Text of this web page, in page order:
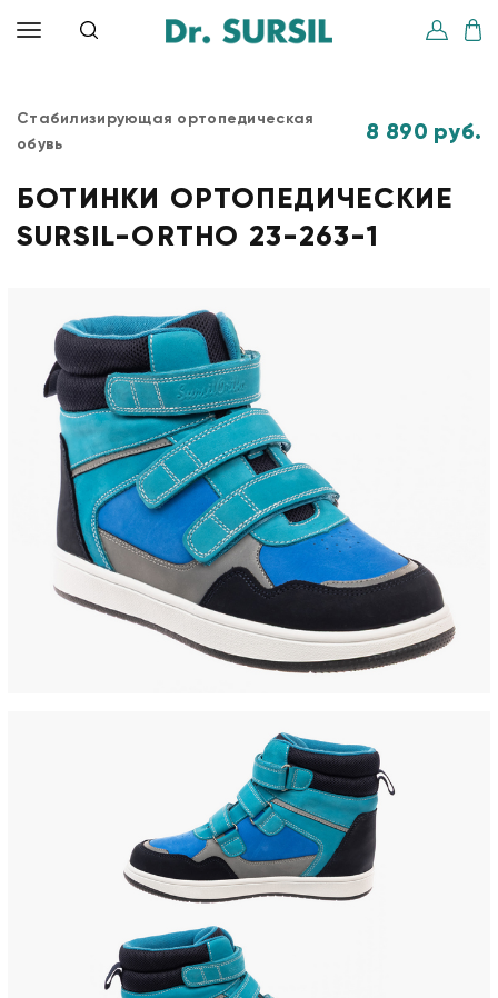
Стабилизирующая ортопедическая
обувь
8 890 руб.
БОТИНКИ ОРТОПЕДИЧЕСКИЕ
SURSIL-ORTHO 23-263-1